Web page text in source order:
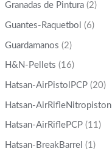
Granadas de Pintura (2)
Guantes-Raquetbol (6)
Guardamanos (2)
H&N-Pellets (16)
Hatsan-AirPistolPCP (20)
Hatsan-AirRifleNitropiston
Hatsan-AirRiflePCP (11)
Hatsan-BreakBarrel (1)